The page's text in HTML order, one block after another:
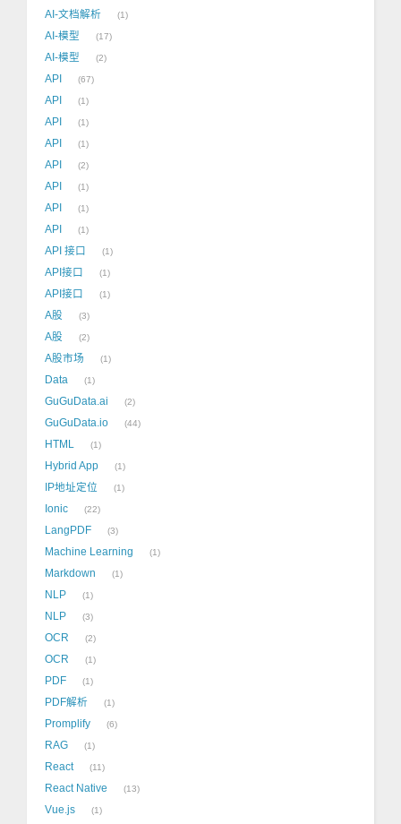
AI-文档解析 1
AI-模型 17
AI-模型 2
API 67
API 1
API 1
API 1
API 2
API 1
API 1
API 1
API 接口 1
API接口 1
API接口 1
A股 3
A股 2
A股市场 1
Data 1
GuGuData.ai 2
GuGuData.io 44
HTML 1
Hybrid App 1
IP地址定位 1
Ionic 22
LangPDF 3
Machine Learning 1
Markdown 1
NLP 1
NLP 3
OCR 2
OCR 1
PDF 1
PDF解析 1
Promplify 6
RAG 1
React 11
React Native 13
Vue.js 1